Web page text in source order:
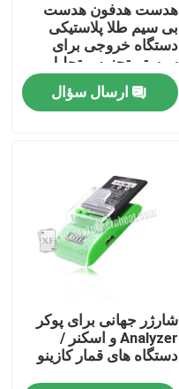
هدست هدفون هدست
بی سیم طلا پلاستیکی
دستگاه خروجی برای
سیستم تجزیه و تحلیل
پوکر
ارسال سؤال
شارژر جهانی برای پوکر
Analyzer و اسکنر /
دستگاه های قمار کازینو